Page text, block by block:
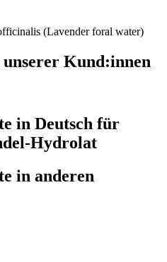
(Lavender foral water)
Kund:innen
in Deutsch für
Hydrolat
in anderen